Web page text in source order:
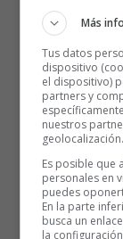
Detalles
Leer
Más
Tus datos
dispositivo
el dispositivo)
partners y
nuestros
geolocalización.
Es posible que
personales en
puedes
En la parte
busca un
la